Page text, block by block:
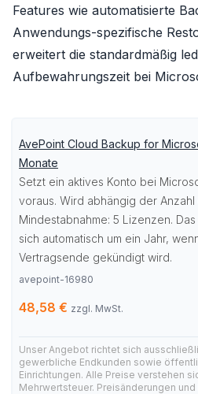
Features wie automatisierte
Anwendungs-spezifische
erweitert die standardmäßig
Aufbewahrungszeit bei
AvePoint Cloud Backup for
Monate
Setzt ein aktives Konto bei
voraus. Wird abhängig der
Mindestabnahme: 5 Lizenzen.
sich automatisch um ein Jahr,
Vertragsende gekündigt wird.
avepoint-16980
48,58 € zzgl. MwSt.
Unser Angebot richtet sich
gewerbliche Endkunden sowie
Einrichtungen. Alle Preise verstehen
Mehrwertsteuer. Preisänderungen